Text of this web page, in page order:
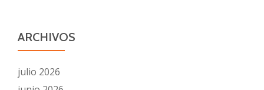
ARCHIVOS
julio 2026